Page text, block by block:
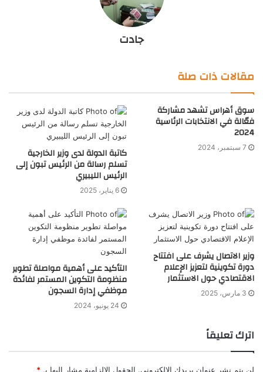
جادت
مقالات ذات صلة
سوق أهراس تشهد مشاركة
فعّالة في الانتخابات الرئاسية
2024
7 سبتمبر، 2024 كاتبة الدولة لدى وزير الخارجية
تسلم رسالة من الرئيس تبون إلى
الرئيس الليبيري
6 يناير، 2025
وزير الاتصال يشرف على افتتاح
دورة تكوينية لتعزيز الإعلام
الاقتصادي حول الاستثمار
3 مارس، 2025
التأكيد على أهمية مواصلة تطوير
منظومة التكوين المستمر لفائدة
موظفي إدارة السجون
24 يونيو، 2024
اترك تعليقاً
لن يتم نشر عنوان بريدك الإلكتروني. الحقول الإلزامية مشار إليها بـ *